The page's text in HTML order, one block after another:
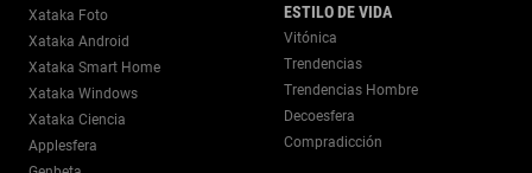
Xataka Foto
Xataka Android
Xataka Smart Home
Xataka Windows
Xataka Ciencia
Applesfera
ESTILO DE VIDA
Vitónica
Trendencias
Trendencias Hombre
Decoesfera
Compradicción